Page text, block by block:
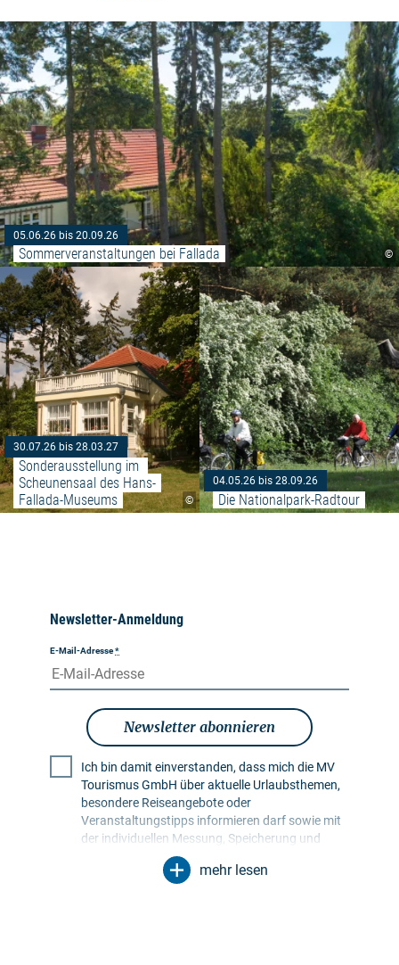
©
05.06.26 bis 20.09.26
Sommerveranstaltungen bei Fallada
©
30.07.26 bis 28.03.27
Sonderausstellung im
Scheunensaal des Hans-
Fallada-Museums
Weiterlesen:
04.05.26 bis 28.09.26
Die Nationalpark-Radtour
Newsletter-Anmeldung
E-Mail-Adresse*
Newsletter abonnieren
Ich bin damit einverstanden, dass mich die MV
Tourismus GmbH über aktuelle Urlaubsthemen,
besondere Reiseangebote oder
Veranstaltungstipps informieren darf sowie mit
der individuellen Messung, Speicherung und
Auswertung von Öffnungs- und Klickraten in
Empfängerprofilen zu Zwecken der Gestaltung
mehr lesen